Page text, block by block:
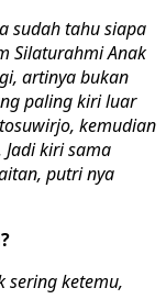
sudah tahu siapa
Silaturahmi Anak
artinya bukan
paling kiri luar
kemudian
Jadi kiri sama
putri nya
sering ketemu,